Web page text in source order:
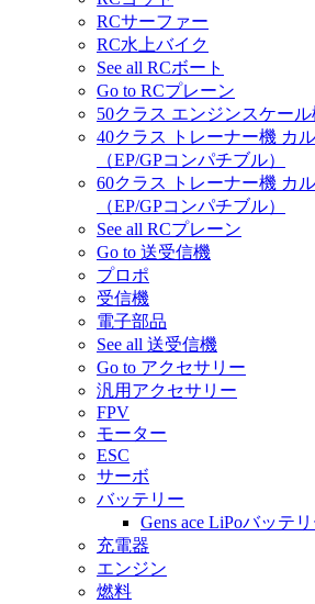
RCサーファー
RC水上バイク
See all RCボート
Go to RCプレーン
50クラス エンジンスケー
40クラス トレーナー機 カ
（EP/GPコンパチブル）
60クラス トレーナー機 カ
（EP/GPコンパチブル）
See all RCプレーン
Go to 送受信機
プロポ
受信機
電子部品
See all 送受信機
Go to アクセサリー
汎用アクセサリー
FPV
モーター
ESC
サーボ
バッテリー
Gens ace LiPoバッテ
充電器
エンジン
燃料